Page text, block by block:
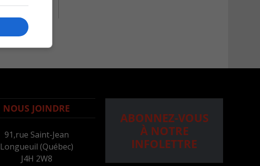
NOUS JOINDRE
91,rue Saint-Jean
Longueuil (Québec)
J4H 2W8
ABONNEZ-VOUS
À NOTRE
INFOLETTRE